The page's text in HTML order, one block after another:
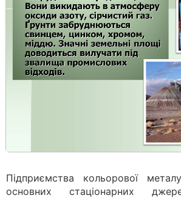
Підприємства кольорової
основних стаціонарних